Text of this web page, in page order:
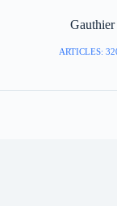
Gauthier
ARTICLES: